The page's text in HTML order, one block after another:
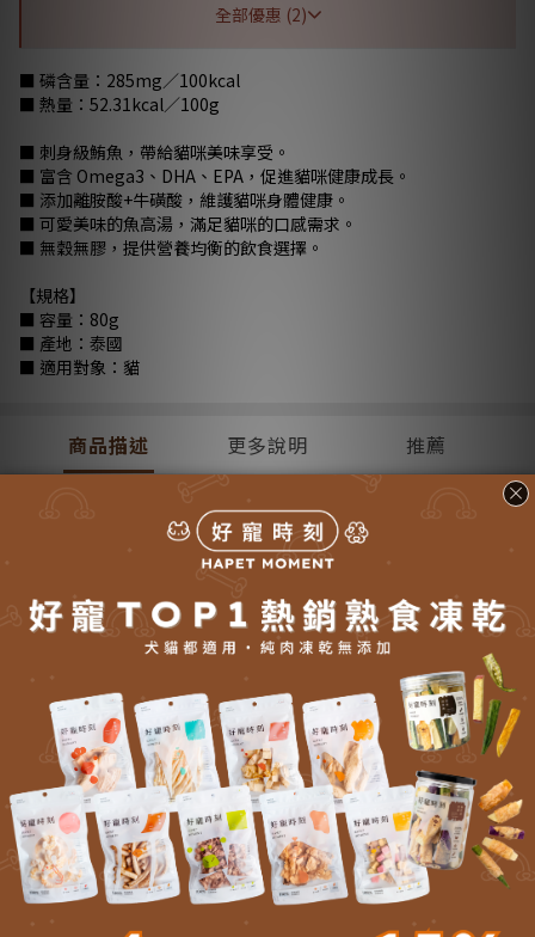
全部優惠 (2)
■ 磷含量：285mg／100kcal
■ 熱量：52.31kcal／100g
■ 刺身級鮪魚，帶給貓咪美味享受。
■ 富含 Omega3、DHA、EPA，促進貓咪健康成長。
■ 添加離胺酸+牛磺酸，維護貓咪身體健康。
■ 可愛美味的魚高湯，滿足貓咪的口感需求。
■ 無穀無膠，提供營養均衡的飲食選擇。
【規格】
■ 容量：80g
■ 產地：泰國
■ 適用對象：貓
商品描述 更多說明 推薦
■ 成分：鮪魚、水、鱸魚、鮪魚萃取、牛磺酸、離胺酸、維他命E
■ 營養分析：
粗蛋白（至少）：15％
粗脂肪（至少）：0.1％
灰分（最多）：3％
水分：86％
鈣：0.014％
磷：0.149％
鎂：0.025％
熱量：54.01kcal／100g
更多說明